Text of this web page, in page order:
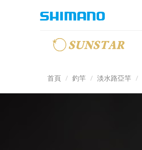
首頁 釣竿 淡水路亞竿